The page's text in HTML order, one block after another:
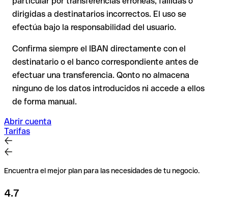
comisiones .
Recomendación: Verifica cada IBAN antes de una
transferencia con nuestro IBAN Checker gratuito y, en caso
de duda, confírmalo directamente con el destinatario. Esta
precaución es especialmente importante con importes
elevados o nuevas relaciones comerciales.
dirigidas a destinatarios incorrectos. El uso se
efectúa bajo la responsabilidad del usuario.
Confirma siempre el IBAN directamente con el
destinatario o el banco correspondiente antes de
efectuar una transferencia. Qonto no almacena
ninguno de los datos introducidos ni accede a ellos
de forma manual.
Abrir cuenta
Tarifas
Encuentra el mejor plan para las necesidades de tu negocio.
4.7